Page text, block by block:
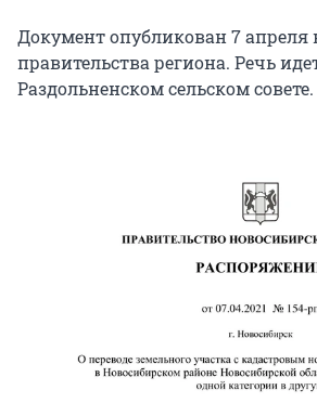
Документ опубликован 7 апреля
правительства региона. Речь
Раздольненском сельском совете.